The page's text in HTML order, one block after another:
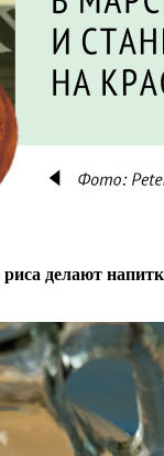
риса делают